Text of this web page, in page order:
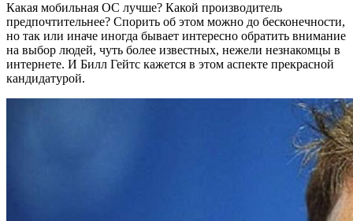
Какая мобильная ОС лучше? Какой производитель
предпочтительнее? Спорить об этом можно до бесконечности,
но так или иначе иногда бывает интересно обратить внимание
на выбор людей, чуть более известных, нежели незнакомцы в
интернете. И Билл Гейтс кажется в этом аспекте прекрасной
кандидатурой.